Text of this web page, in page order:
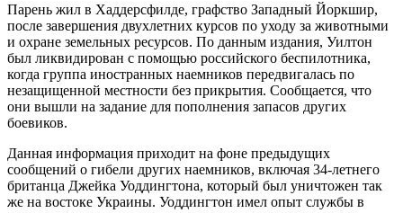
Парень жил в Хаддерсфилде, графство Западный Йоркшир,
после завершения двухлетних курсов по уходу за животными
и охране земельных ресурсов. По данным издания, Уилтон
был ликвидирован с помощью российского беспилотника,
когда группа иностранных наемников передвигалась по
незащищенной местности без прикрытия. Сообщается, что
они вышли на задание для пополнения запасов других
боевиков.
Данная информация приходит на фоне предыдущих
сообщений о гибели других наемников, включая 34-летнего
британца Джейка Уоддингтона, который был уничтожен так
же на востоке Украины. Уоддингтон имел опыт службы в